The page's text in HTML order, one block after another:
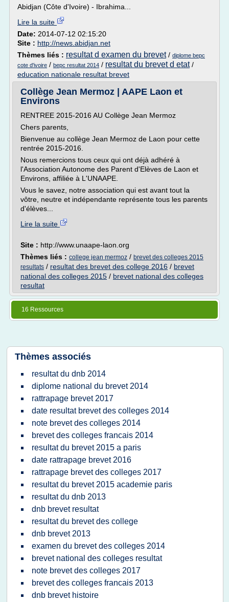
Abidjan (Côte d'Ivoire) - Ibrahima...
Lire la suite
Date: 2014-07-12 02:15:20
Site : http://news.abidjan.net
Thèmes liés : resultat d examen du brevet/ diplome bepc
cote d'ivoire / bepc resultat 2014 / resultat du brevet d etat/
education nationale resultat brevet
Collège Jean Mermoz | AAPE Laon et
Environs
RENTREE 2015-2016 AU Collège Jean Mermoz
Chers parents,
Bienvenue au collège Jean Mermoz de Laon pour cette
rentrée 2015-2016.
Nous remercions tous ceux qui ont déjà adhéré à
l'Association Autonome des Parent d'Elèves de Laon et
Environs, affiliée à L'UNAAPE.
Vous le savez, notre association qui est avant tout la
vôtre, neutre et indépendante représente tous les parents
d'élèves...
Lire la suite
Site : http://www.unaape-laon.org
Thèmes liés : college jean mermoz / brevet des colleges 2015
resultats / resultat des brevet des college 2016 / brevet
national des colleges 2015 / brevet national des colleges
resultat
16 Ressources
Thèmes associés
resultat du dnb 2014
diplome national du brevet 2014
rattrapage brevet 2017
date resultat brevet des colleges 2014
note brevet des colleges 2014
brevet des colleges francais 2014
resultat du brevet 2015 a paris
date rattrapage brevet 2016
rattrapage brevet des colleges 2017
resultat du brevet 2015 academie paris
resultat du dnb 2013
dnb brevet resultat
resultat du brevet des college
dnb brevet 2013
examen du brevet des colleges 2014
brevet national des colleges resultat
note brevet des colleges 2017
brevet des colleges francais 2013
dnb brevet histoire